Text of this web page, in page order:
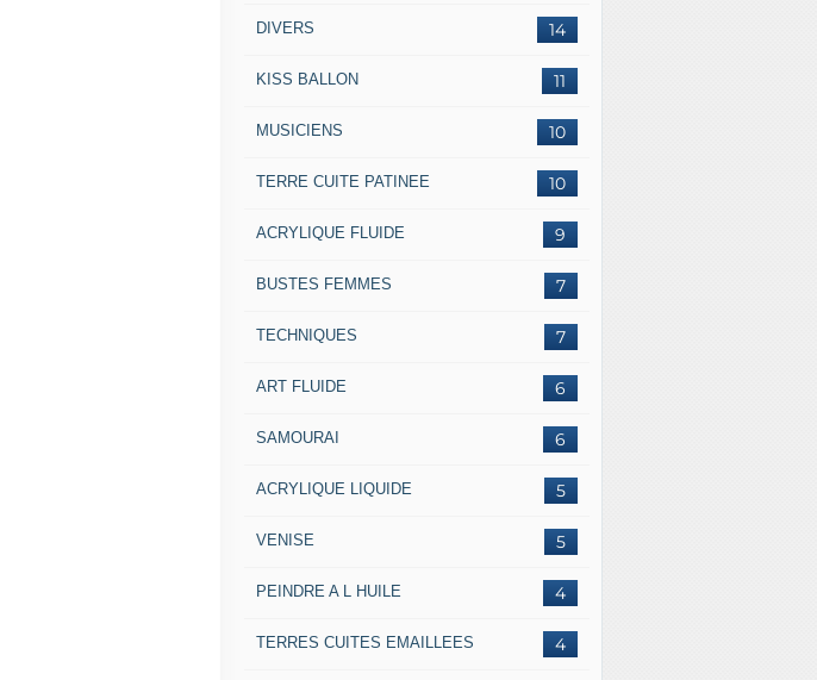
14
DIVERS
11
KISS BALLON
10
MUSICIENS
10
TERRE CUITE PATINEE
9
ACRYLIQUE FLUIDE
7
BUSTES FEMMES
7
TECHNIQUES
6
ART FLUIDE
6
SAMOURAI
5
ACRYLIQUE LIQUIDE
5
VENISE
4
PEINDRE A L HUILE
4
TERRES CUITES EMAILLEES